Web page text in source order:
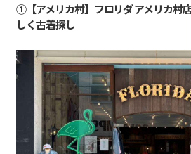
①【アメリカ村】フロリダ アメリカ村
しく古着探し